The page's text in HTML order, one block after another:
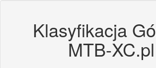
Klasyfikacja
MTB-XC.pl